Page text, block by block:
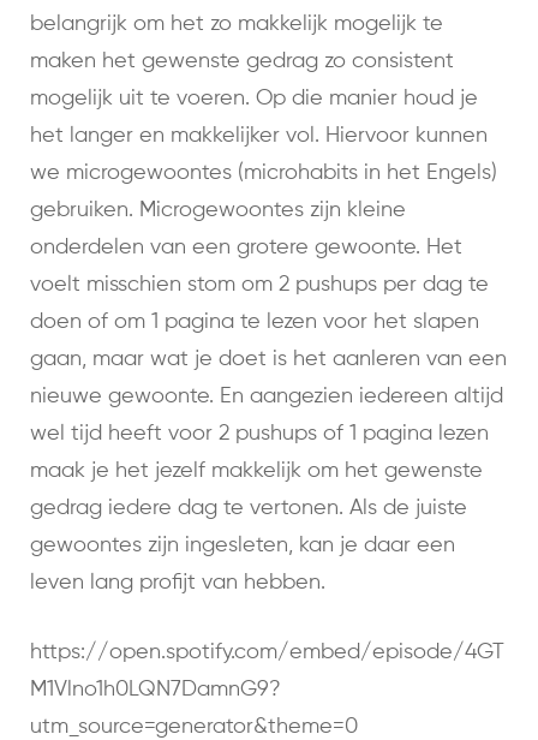
belangrijk om het zo makkelijk mogelijk te
maken het gewenste gedrag zo consistent
mogelijk uit te voeren. Op die manier houd je
het langer en makkelijker vol. Hiervoor kunnen
we microgewoontes (microhabits in het Engels)
gebruiken. Microgewoontes zijn kleine
onderdelen van een grotere gewoonte. Het
voelt misschien stom om 2 pushups per dag te
doen of om 1 pagina te lezen voor het slapen
gaan, maar wat je doet is het aanleren van een
nieuwe gewoonte. En aangezien iedereen altijd
wel tijd heeft voor 2 pushups of 1 pagina lezen
maak je het jezelf makkelijk om het gewenste
gedrag iedere dag te vertonen. Als de juiste
gewoontes zijn ingesleten, kan je daar een
leven lang profijt van hebben.
https://open.spotify.com/embed/episode/4GT
M1Vlno1h0LQN7DamnG9?
utm_source=generator&theme=0